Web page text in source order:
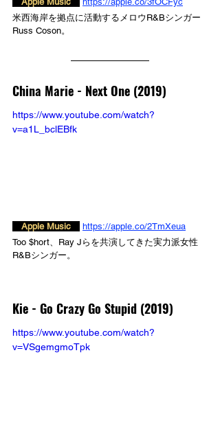
米西海岸を拠点に活動するメロウR&Bシンガー
Russ Coson。
China Marie - Next One (2019)
https://www.youtube.com/watch?
v=a1L_bclEBfk
Apple Music
https://apple.co/2TmXeua
Too $hort、Ray Jらを共演してきた実力派女性
R&Bシンガー。
Kie - Go Crazy Go Stupid (2019)
https://www.youtube.com/watch?
v=VSgemgmoTpk